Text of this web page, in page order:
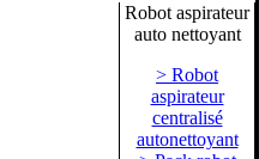
Robot aspirateur
auto nettoyant
> Robot
aspirateur
centralisé
autonettoyant